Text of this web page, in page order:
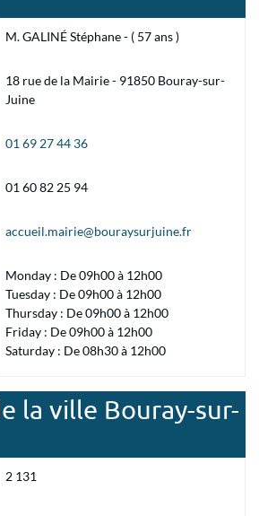
M. GALINÉ Stéphane - ( 57 ans )
18 rue de la Mairie - 91850 Bouray-sur-
Juine
01 69 27 44 36
01 60 82 25 94
accueil.mairie@bouraysurjuine.fr
Monday : De 09h00 à 12h00
Tuesday : De 09h00 à 12h00
Thursday : De 09h00 à 12h00
Friday : De 09h00 à 12h00
Saturday : De 08h30 à 12h00
la ville Bouray-sur-
2 131